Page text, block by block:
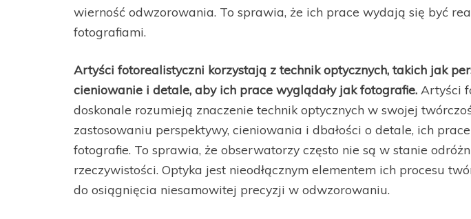
wierność odwzorowania. To sprawia, że ich prace wydają się być
fotografiami.
Artyści fotorealistyczni korzystają z technik optycznych, takich jak
cieniowanie i detale, aby ich prace wyglądały jak fotografie. Artyści
doskonale rozumieją znaczenie technik optycznych w swojej
zastosowaniu perspektywy, cieniowania i dbałości o detale, ich
fotografie. To sprawia, że obserwatorzy często nie są w stanie
rzeczywistości. Optyka jest nieodłącznym elementem ich procesu
do osiągnięcia niesamowitej precyzji w odwzorowaniu.